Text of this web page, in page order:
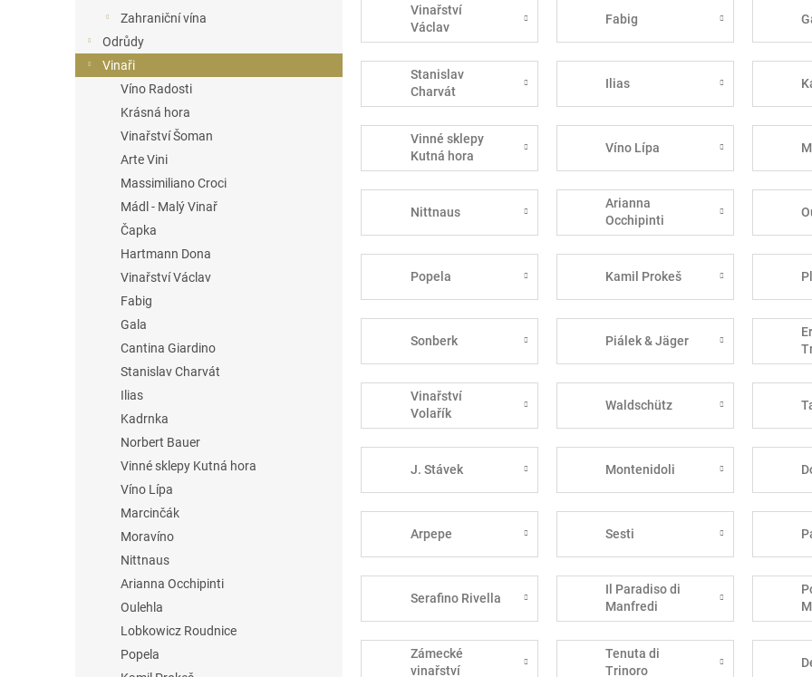
Zahraniční vína
Odrůdy
Vinaři
Víno Radosti
Krásná hora
Vinařství Šoman
Arte Vini
Massimiliano Croci
Mádl - Malý Vinař
Čapka
Hartmann Dona
Vinařství Václav
Fabig
Gala
Cantina Giardino
Stanislav Charvát
Ilias
Kadrnka
Norbert Bauer
Vinné sklepy Kutná hora
Víno Lípa
Marcinčák
Moravíno
Nittnaus
Arianna Occhipinti
Oulehla
Lobkowicz Roudnice
Popela
Vinařství
Václav
Fabig
Stanislav
Charvát
Ilias
Vinné sklepy
Kutná hora
Víno Lípa
Nittnaus
Arianna
Occhipinti
Popela Kamil Prokeš
Sonberk Piálek & Jäger
Vinařství
Volařík
Waldschütz
J. Stávek Montenidoli
Arpepe Sesti
Serafino Rivella
Il Paradiso di
Manfredi
Zámecké
vinařství
Tenuta di
Trinoro